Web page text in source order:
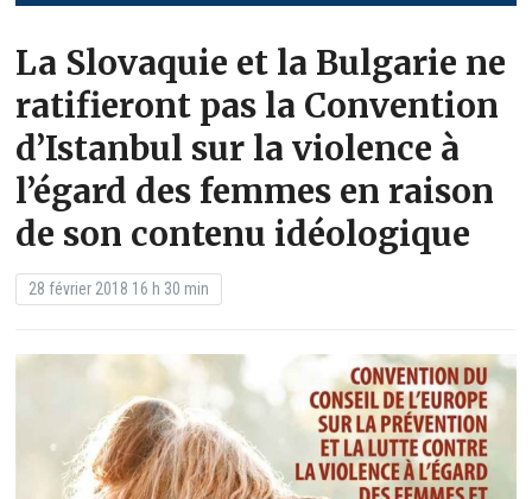
La Slovaquie et la Bulgarie ne
ratifieront pas la Convention
d’Istanbul sur la violence à
l’égard des femmes en raison
de son contenu idéologique
28 février 2018 16 h 30 min